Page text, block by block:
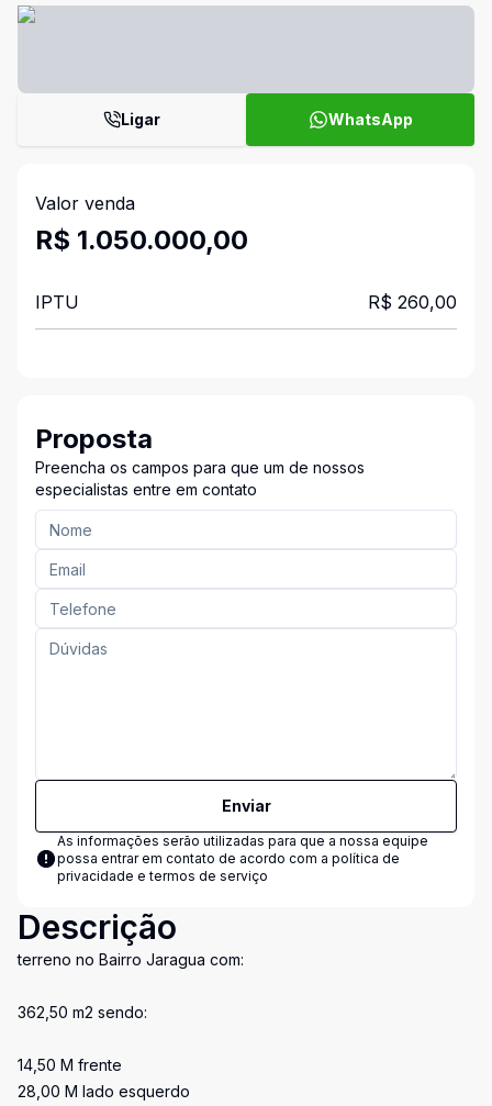
Ligar WhatsApp
Valor venda
R$ 1.050.000,00
IPTU R$ 260,00
Proposta
Preencha os campos para que um de nossos
especialistas entre em contato
Enviar
As informações serão utilizadas para que a nossa equipe
possa entrar em contato de acordo com a política de
privacidade e termos de serviço
Descrição
terreno no Bairro Jaragua com:
362,50 m2 sendo:
14,50 M frente
28,00 M lado esquerdo